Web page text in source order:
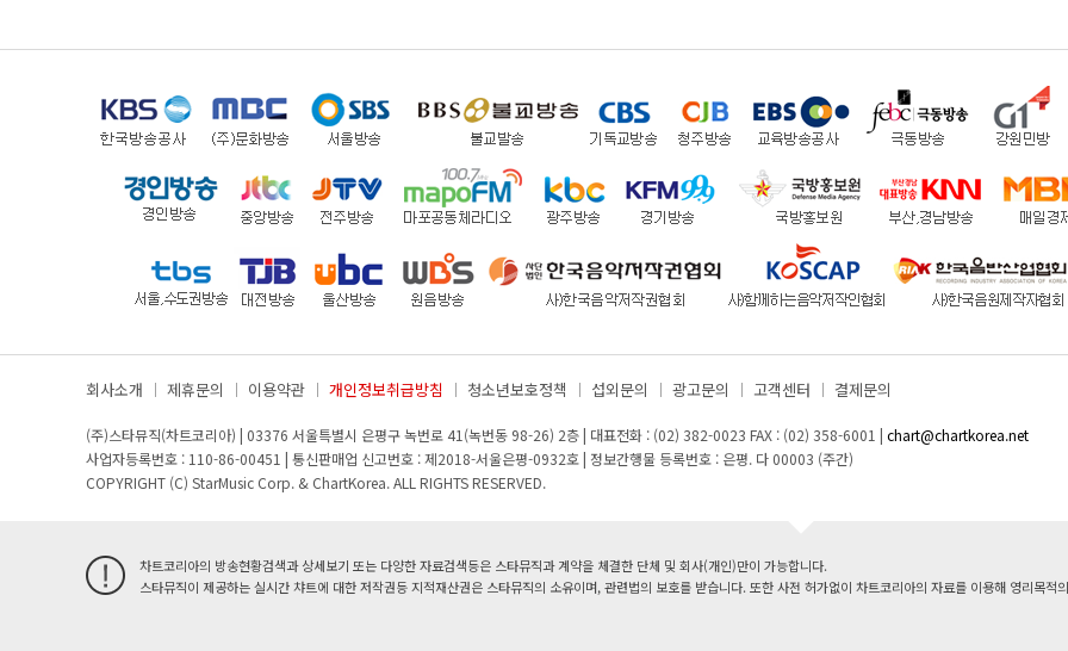
회사소개 제휴문의 이용약관 개인정보취급방침 청소년보호정책 섭외문의 광고문의 고객센터 결제문의
(주)스타뮤직(차트코리아) | 03376 서울특별시 은평구 녹번로 41(녹번동 98-26) 2층| 대표전화 : (02) 382-0023 FAX : (02) 358-6001 | chart@chartkorea.net
사업자등록번호 : 110-86-00451 | 통신판매업 신고번호 : 제2018-서울은평-0932호| 정보간행물 등록번호 : 은평. 다 00003 (주간)
COPYRIGHT (C) StarMusic Corp. & ChartKorea. ALL RIGHTS RESERVED.
차트코리아의 방송현황검색과 상세보기 또는 다양한 자료검색등은 스타뮤직과 계약을 체결한 단체 및 회사(개인)만이 가능합니다.
스타뮤직이 제공하는 실시간 챠트에 대한 저작권등 지적재산권은 스타뮤직의 소유이며, 관련법의 보호를 받습니다. 또한 사전 허가없이 차트코리아의 자료를 이용해 영리목적